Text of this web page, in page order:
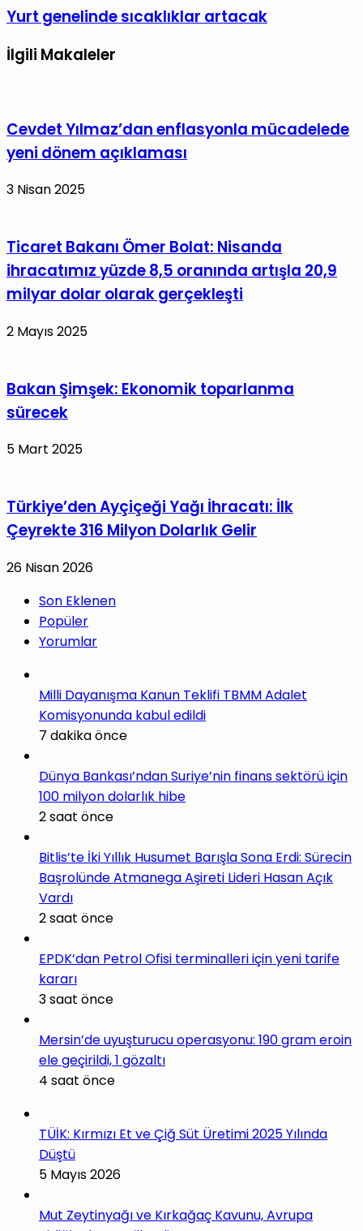
Yurt genelinde sıcaklıklar artacak
İlgili Makaleler
Cevdet Yılmaz’dan enflasyonla mücadelede
yeni dönem açıklaması
3 Nisan 2025
Ticaret Bakanı Ömer Bolat: Nisanda
ihracatımız yüzde 8,5 oranında artışla 20,9
milyar dolar olarak gerçekleşti
2 Mayıs 2025
Bakan Şimşek: Ekonomik toparlanma
sürecek
5 Mart 2025
Türkiye’den Ayçiçeği Yağı İhracatı: İlk
Çeyrekte 316 Milyon Dolarlık Gelir
26 Nisan 2026
Son Eklenen
Popüler
Yorumlar
Milli Dayanışma Kanun Teklifi TBMM Adalet
Komisyonunda kabul edildi
7 dakika önce
Dünya Bankası’ndan Suriye’nin finans sektörü için
100 milyon dolarlık hibe
2 saat önce
Bitlis’te İki Yıllık Husumet Barışla Sona Erdi: Sürecin
Başrolünde Atmanega Aşireti Lideri Hasan Açık
Vardı
2 saat önce
EPDK’dan Petrol Ofisi terminalleri için yeni tarife
kararı
3 saat önce
Mersin’de uyuşturucu operasyonu: 190 gram eroin
ele geçirildi, 1 gözaltı
4 saat önce
TÜİK: Kırmızı Et ve Çiğ Süt Üretimi 2025 Yılında
Düştü
5 Mayıs 2026
Mut Zeytinyağı ve Kırkağaç Kavunu, Avrupa